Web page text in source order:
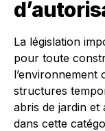
La législation
pour toute
l’environnement
structures
abris de jardin
dans cette